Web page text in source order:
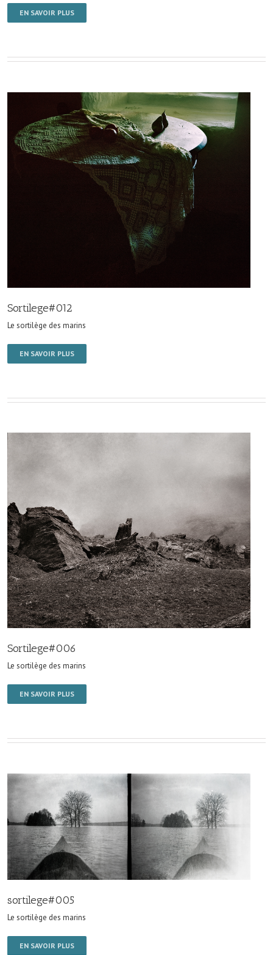
EN SAVOIR PLUS
Sortilege#012
Le sortilège des marins
EN SAVOIR PLUS
Sortilege#006
Le sortilège des marins
EN SAVOIR PLUS
sortilege#005
Le sortilège des marins
EN SAVOIR PLUS